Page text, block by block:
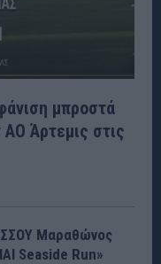
μπροστά
Άρτεμις στις
Μαραθώνος
Seaside Run»